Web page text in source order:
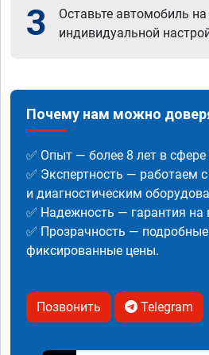
3
Оставьте автомобиль
индивидуальной
Почему нам можно
✅ Опыт — более 8 лет в
✅ Экспертность — работаем
и диагностическим
✅ Надежность — гарантия на
✅ Прозрачность —
фиксированные цены.
Позвонить Telegram